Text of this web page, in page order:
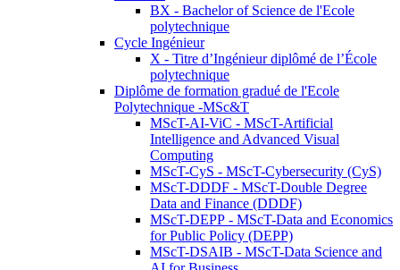
BX - Bachelor of Science de l'Ecole
polytechnique
Cycle Ingénieur
X - Titre d’Ingénieur diplômé de l’École
polytechnique
Diplôme de formation gradué de l'Ecole
Polytechnique -MSc&T
MScT-AI-ViC - MScT-Artificial
Intelligence and Advanced Visual
Computing
MScT-CyS - MScT-Cybersecurity (CyS)
MScT-DDDF - MScT-Double Degree
Data and Finance (DDDF)
MScT-DEPP - MScT-Data and Economics
for Public Policy (DEPP)
MScT-DSAIB - MScT-Data Science and